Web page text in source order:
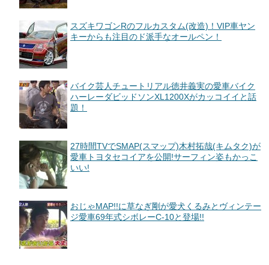
スズキワゴンRのフルカスタム(改造)！VIP車ヤン
キーからも注目のド派手なオールペン！
バイク芸人チュートリアル徳井義実の愛車バイク
ハーレーダビッドソンXL1200Xがカッコイイと話
題！
27時間TVでSMAP(スマップ)木村拓哉(キムタク)が
愛車トヨタセコイアを公開!サーフィン姿もかっこ
いい!
おじゃMAP!!に草なぎ剛が愛犬くるみとヴィンテー
ジ愛車69年式シボレーC-10と登場!!